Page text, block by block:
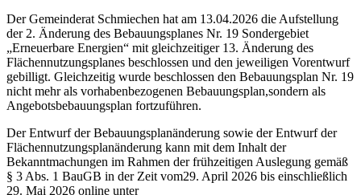
Der Gemeinderat Schmiechen hat am 13.04.2026 die Aufstellung
der 2. Änderung des Bebauungsplanes Nr. 19 Sondergebiet
„Erneuerbare Energien“ mit gleichzeitiger 13. Änderung des
Flächennutzungsplanes beschlossen und den jeweiligen Vorentwurf
gebilligt. Gleichzeitig wurde beschlossen den Bebauungsplan Nr. 19
nicht mehr als vorhabenbezogenen Bebauungsplan,sondern als
Angebotsbebauungsplan fortzuführen.
Der Entwurf der Bebauungsplanänderung sowie der Entwurf der
Flächennutzungsplanänderung kann mit dem Inhalt der
Bekanntmachungen im Rahmen der frühzeitigen Auslegung gemäß
§ 3 Abs. 1 BauGB in der Zeit vom29. April 2026 bis einschließlich
29. Mai 2026 online unter